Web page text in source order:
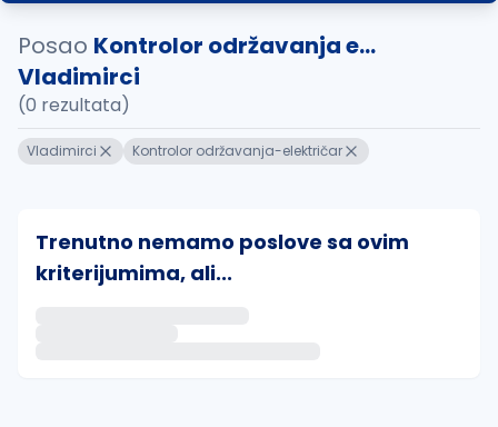
Posao Kontrolor održavanja e...
Vladimirci
(0 rezultata)
Vladimirci Kontrolor održavanja-električar
Trenutno nemamo poslove sa ovim
kriterijumima, ali...